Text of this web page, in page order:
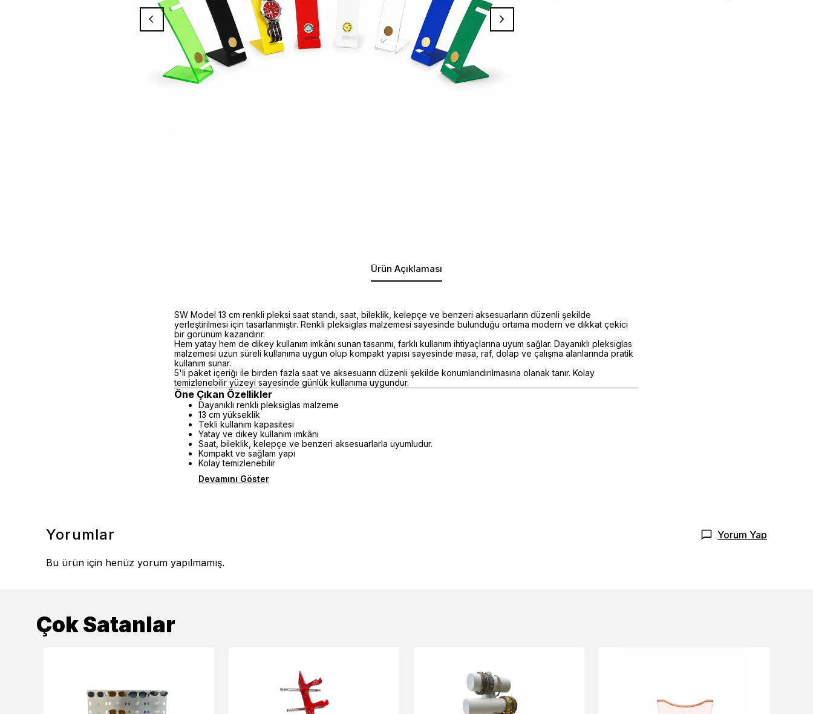
Ürün Açıklaması
SW Model 13 cm renkli pleksi saat standı, saat, bileklik, kelepçe ve benzeri aksesuarların düzenli şekilde
yerleştirilmesi için tasarlanmıştır. Renkli pleksiglas malzemesi sayesinde bulunduğu ortama modern ve dikkat çekici
bir görünüm kazandırır.
Hem yatay hem de dikey kullanım imkânı sunan tasarımı, farklı kullanım ihtiyaçlarına uyum sağlar. Dayanıklı pleksiglas
malzemesi uzun süreli kullanıma uygun olup kompakt yapısı sayesinde masa, raf, dolap ve çalışma alanlarında pratik
kullanım sunar.
5'li paket içeriği ile birden fazla saat ve aksesuarın düzenli şekilde konumlandırılmasına olanak tanır. Kolay
temizlenebilir yüzeyi sayesinde günlük kullanıma uygundur.
Öne Çıkan Özellikler
Dayanıklı renkli pleksiglas malzeme
13 cm yükseklik
Tekli kullanım kapasitesi
Yatay ve dikey kullanım imkânı
Saat, bileklik, kelepçe ve benzeri aksesuarlarla uyumludur.
Kompakt ve sağlam yapı
Kolay temizlenebilir
Devamını Göster
Yorumlar Yorum Yap
Bu ürün için henüz yorum yapılmamış.
Çok Satanlar